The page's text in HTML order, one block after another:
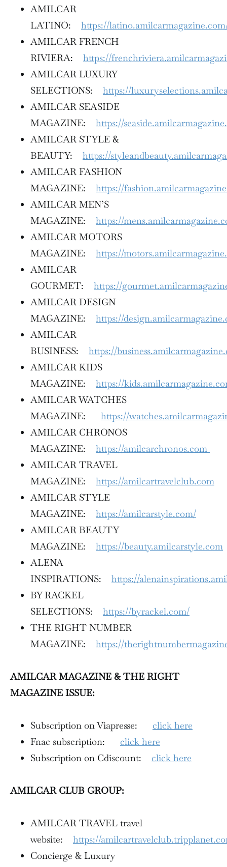
AMILCAR
LATINO: https://
AMILCAR FRENCH
RIVIERA: https://
AMILCAR LUXURY
SELECTIONS: https://
AMILCAR SEASIDE
MAGAZINE: https://
AMILCAR STYLE &
BEAUTY: https://
AMILCAR FASHION
MAGAZINE: https://
AMILCAR MEN’S
MAGAZINE: https://
AMILCAR MOTORS
MAGAZINE: https://
AMILCAR
GOURMET: https://
AMILCAR DESIGN
MAGAZINE: https://
AMILCAR
BUSINESS: https://
AMILCAR KIDS
MAGAZINE: https://
AMILCAR WATCHES
MAGAZINE: https://
AMILCAR CHRONOS
MAGAZINE: https://amilcarchronos.com
AMILCAR TRAVEL
MAGAZINE: https://amilcartravelclub.com
AMILCAR STYLE
MAGAZINE: https://amilcarstyle.com/
AMILCAR BEAUTY
MAGAZINE: https://beauty.amilcarstyle.com
ALENA
INSPIRATIONS: https://
BY RACKEL
SELECTIONS: https://byrackel.com/
THE RIGHT NUMBER
MAGAZINE: https://
AMILCAR MAGAZINE & THE RIGHT
MAGAZINE ISSUE:
Subscription on Viapresse: click here
Fnac subscription: click here
Subscription on Cdiscount: click here
AMILCAR CLUB GROUP:
AMILCAR TRAVEL travel
website: https://
Concierge & Luxury